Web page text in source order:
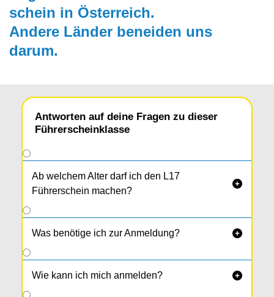
schein in Österreich.
Andere Länder beneiden uns
darum.
Antworten auf deine Fragen zu dieser
Führerscheinklasse
Ab welchem Alter darf ich den L17
Führerschein machen?

Was benötige ich zur Anmeldung? 
Wie kann ich mich anmelden? 